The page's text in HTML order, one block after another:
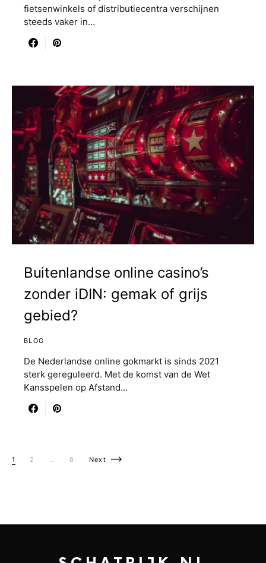
fietsenwinkels of distributiecentra verschijnen
steeds vaker in…
Buitenlandse online casino’s
zonder iDIN: gemak of grijs
gebied?
BLOG
De Nederlandse online gokmarkt is sinds 2021
sterk gereguleerd. Met de komst van de Wet
Kansspelen op Afstand…
Berichten paginering
1 2 8 Next